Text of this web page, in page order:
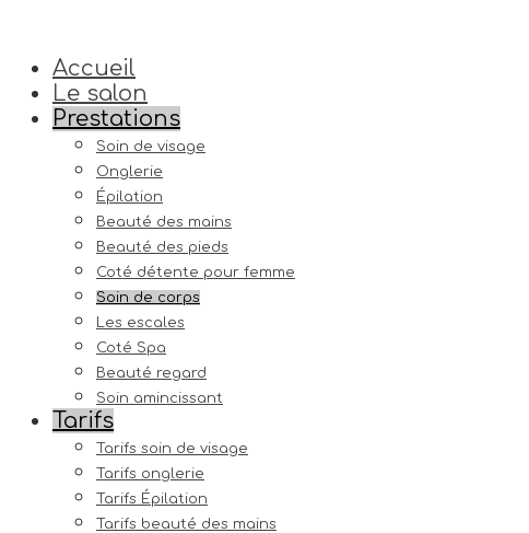
Accueil
Le salon
Prestations
Soin de visage
Onglerie
Épilation
Beauté des mains
Beauté des pieds
Coté détente pour femme
Soin de corps
Les escales
Coté Spa
Beauté regard
Soin amincissant
Tarifs
Tarifs soin de visage
Tarifs onglerie
Tarifs Épilation
Tarifs beauté des mains